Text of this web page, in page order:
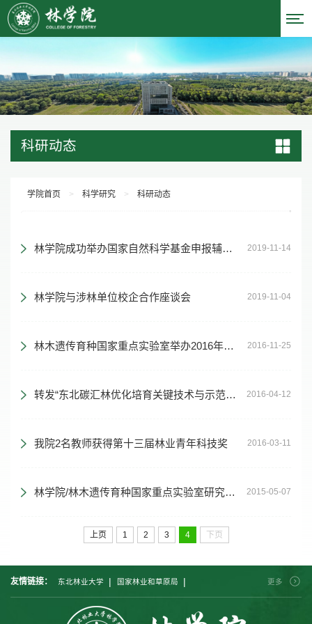
科研动态
学院首页 > 科学研究 > 科研动态
林学院成功举办国家自然科学基金申报辅导讲座 2019-11-14
林学院与涉林单位校企合作座谈会 2019-11-04
林木遗传育种国家重点实验室举办2016年第二届学术论坛暨“名家讲坛 2016-11-25
转发“东北碳汇林优化培育关键技术与示范”通过课题验收 2016-04-12
我院2名教师获得第十三届林业青年科技奖 2016-03-11
林学院/林木遗传育种国家重点实验室研究成果在植物生物学国际顶级刊物《Plant Physiology》上发表 2015-05-07
上页 1 2 3 4 下页
友情链接： 东北林业大学 | 国家林业和草原局 |
中国林业科学研究院 | 北京林业大学 | 南京林业大学 |
中南林业科技大学 西北农林科技大学
更多